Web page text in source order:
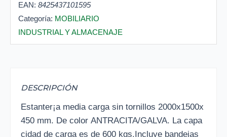
EAN: 8425437101595
Categoría: MOBILIARIO
INDUSTRIAL Y ALMACENAJE
DESCRIPCIÓN
Estanter¡a media carga sin tornillos 2000x1500x
450 mm. De color ANTRACITA/GALVA. La capa
cidad de carga es de 600 kgs.Incluye bandejas